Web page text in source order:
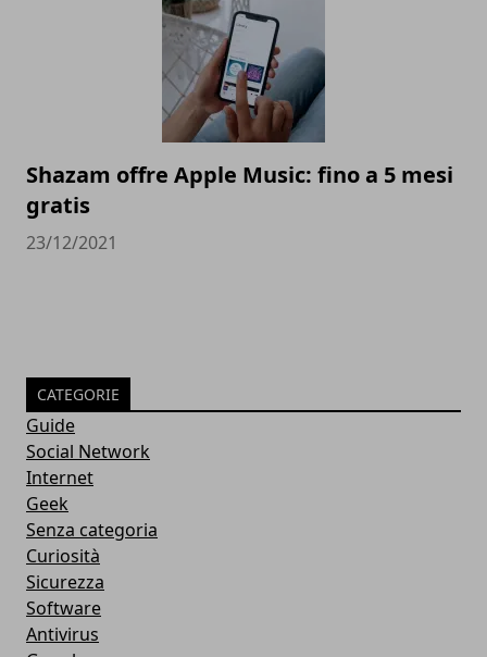
Shazam offre Apple Music: fino a 5 mesi
gratis
23/12/2021
CATEGORIE
Guide
Social Network
Internet
Geek
Senza categoria
Curiosità
Sicurezza
Software
Antivirus